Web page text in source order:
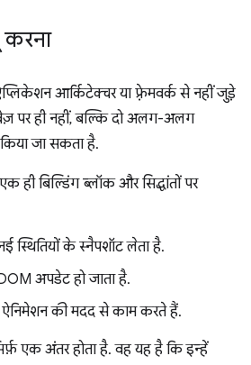
करना
आर्किटेक्चर या फ़्रेमवर्क से नहीं जुड़े
पर ही नहीं, बल्कि दो अलग-अलग
किया जा सकता है.
ही बिल्डिंग ब्लॉक और सिद्धांतों पर
स्थितियों के स्नैपशॉट लेता है.
अपडेट हो जाता है.
ऐनिमेशन की मदद से काम करते हैं.
एक अंतर होता है. वह यह है कि इन्हें